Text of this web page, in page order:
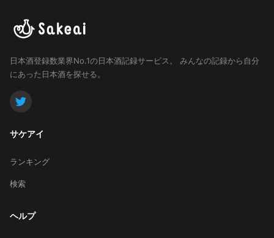
日本酒登録数業界No.1の日本酒記録サービス。
みんなの記録から自分
にあった日本酒を探せる。
サケアイ
ランキング
検索
ヘルプ